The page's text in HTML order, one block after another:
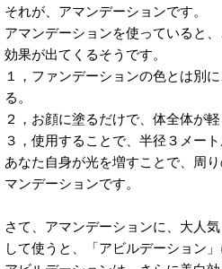
それが、アマンデーションです。
アマンデーションを使っていると
効果が出てくるそうです。
１，ファンデーションの色とは別
る。
２，お顔に塗るだけで、体全体が軽
３，使用することで、半径３メート
あなた自身が光を増すことで、周
マンデーションです。
さて、アマンデーションに、大人
して使うと、「アビルデーション」